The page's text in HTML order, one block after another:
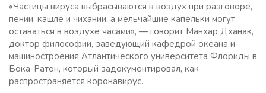
«Частицы вируса выбрасываются в воздух при разговоре,
пении, кашле и чихании, а мельчайшие капельки могут
оставаться в воздухе часами», — говорит Манхар Дханак,
доктор философии, заведующий кафедрой океана и
машиностроения Атлантического университета Флориды в
Бока-Ратон, который задокументировал, как
распространяется коронавирус.